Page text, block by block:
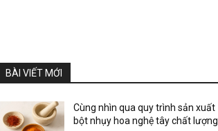
BÀI VIẾT MỚI
Cùng nhìn qua quy trình sản xuất
bột nhụy hoa nghệ tây chất lượng